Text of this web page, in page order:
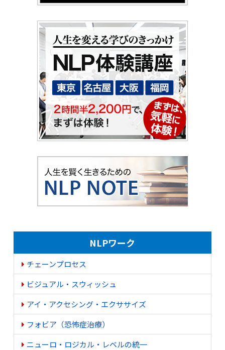
NLPワーク
チェーンプロセス
ビジュアル・スウィッシュ
アイ・アクセシング・エクササイズ
フォビア（恐怖症治療）
ニューロ・ロジカル・レベルの統一